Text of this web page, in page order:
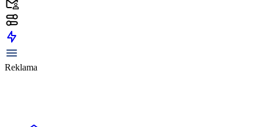
Reklama